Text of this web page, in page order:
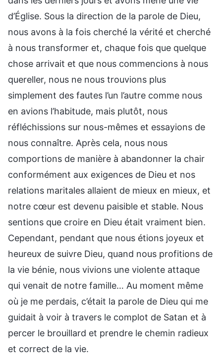
d’Église. Sous la direction de la parole de Dieu,
nous avons à la fois cherché la vérité et cherché
à nous transformer et, chaque fois que quelque
chose arrivait et que nous commencions à nous
quereller, nous ne nous trouvions plus
simplement des fautes l’un l’autre comme nous
en avions l’habitude, mais plutôt, nous
réfléchissions sur nous-mêmes et essayions de
nous connaître. Après cela, nous nous
comportions de manière à abandonner la chair
conformément aux exigences de Dieu et nos
relations maritales allaient de mieux en mieux, et
notre cœur est devenu paisible et stable. Nous
sentions que croire en Dieu était vraiment bien.
Cependant, pendant que nous étions joyeux et
heureux de suivre Dieu, quand nous profitions de
la vie bénie, nous vivions une violente attaque
qui venait de notre famille… Au moment même
où je me perdais, c’était la parole de Dieu qui me
guidait à voir à travers le complot de Satan et à
percer le brouillard et prendre le chemin radieux
et correct de la vie.